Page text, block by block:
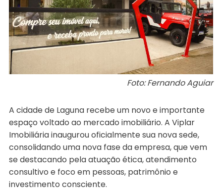
Foto: Fernando Aguiar
A cidade de Laguna recebe um novo e importante
espaço voltado ao mercado imobiliário. A Viplar
Imobiliária inaugurou oficialmente sua nova sede,
consolidando uma nova fase da empresa, que vem
se destacando pela atuação ética, atendimento
consultivo e foco em pessoas, patrimônio e
investimento consciente.